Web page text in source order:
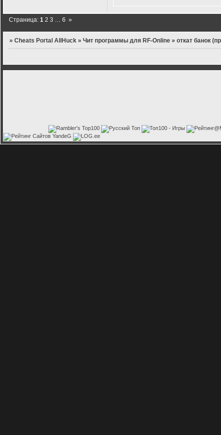
Страница:1 2 3 … 6 »
»Cheats Portal AllHuck »Чит программы для RF-Online »откат банок